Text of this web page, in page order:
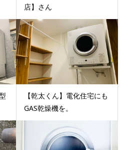
店】さん
【乾太くん】電化住宅にも
GAS乾燥機を。